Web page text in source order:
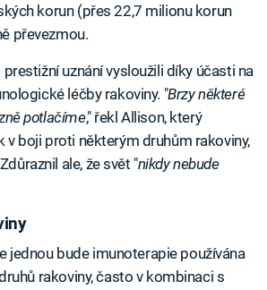
korun (přes 22,7 milionu korun
převezmou.
uznání vysloužili díky účasti na
léčby rakoviny. "Brzy některé
potlačíme," řekl Allison, který
v boji proti některým druhům rakoviny,
ale, že svět "nikdy nebude
jednou bude imunoterapie používána
rakoviny, často v kombinaci s